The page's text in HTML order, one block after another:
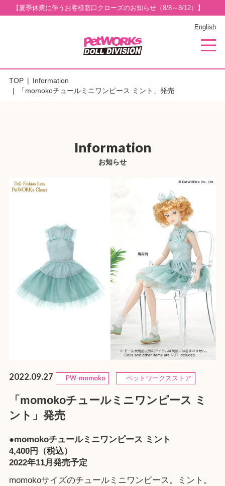
【夏季休業に伴うお客様窓口クローズのお知らせ（8/8～8/12）】
English
TOP
Information
「momokoチュールミニワンピース ミント」発売
Information
お知らせ
2022.09.27 PW-momoko ペットワークスストア
「momokoチュールミニワンピース ミ
ント」発売
●momokoチュールミニワンピース ミント
4,400円（税込）
2022年11月発売予定
momokoサイズのチュールミニワンピース。ミント。